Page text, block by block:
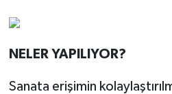
NELER YAPILIYOR?
Sanata erişimin